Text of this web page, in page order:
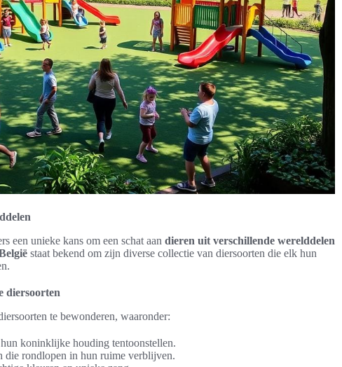
een unieke kans om een schat aan dieren uit verschillende werelddelen
staat bekend om zijn diverse collectie van diersoorten die elk hun
diersoorten
te bewonderen, waaronder:
koninklijke houding tentoonstellen.
die rondlopen in hun ruime verblijven.